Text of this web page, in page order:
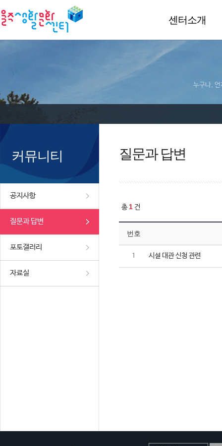
센터소개
누구나, 언
커뮤니티
공지사항
질문과 답변
포토갤러리
자료실
질문과 답변
총1 건
번호
1 시설 대관 신청 관련